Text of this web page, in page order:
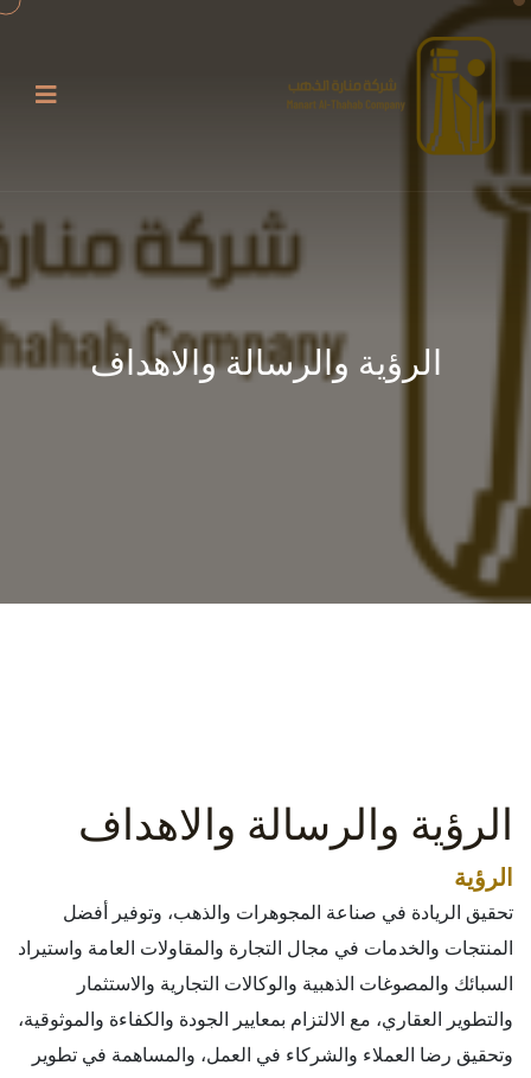
الرؤية والرسالة والاهداف
الرؤية والرسالة والاهداف
الرؤية
تحقيق الريادة في صناعة المجوهرات والذهب، وتوفير أفضل
المنتجات والخدمات في مجال التجارة والمقاولات العامة واستيراد
السبائك والمصوغات الذهبية والوكالات التجارية والاستثمار
والتطوير العقاري، مع الالتزام بمعايير الجودة والكفاءة والموثوقية،
وتحقيق رضا العملاء والشركاء في العمل، والمساهمة في تطوير